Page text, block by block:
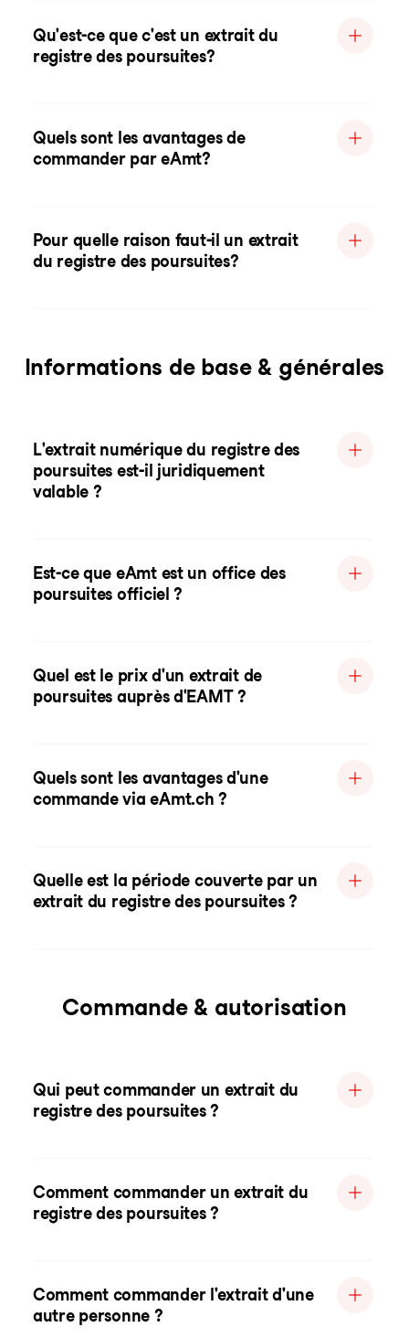
Qu'est-ce que c'est un extrait du
registre des poursuites?
Quels sont les avantages de
commander par eAmt?
Pour quelle raison faut-il un extrait
du registre des poursuites?
Informations de base & générales
L'extrait numérique du registre des
poursuites est-il juridiquement
valable ?
Est-ce que eAmt est un office des
poursuites officiel ?
Quel est le prix d'un extrait de
poursuites auprès d'EAMT ?
Quels sont les avantages d'une
commande via eAmt.ch ?
Quelle est la période couverte par un
extrait du registre des poursuites ?
Commande & autorisation
Qui peut commander un extrait du
registre des poursuites ?
Comment commander un extrait du
registre des poursuites ?
Comment commander l'extrait d'une
autre personne ?